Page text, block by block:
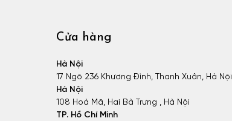
Cửa hàng
Hà Nội
17 Ngõ 236 Khương Đình, Thanh Xuân, Hà Nội
Hà Nội
108 Hoà Mã, Hai Bà Trưng , Hà Nội
TP. Hồ Chí Minh